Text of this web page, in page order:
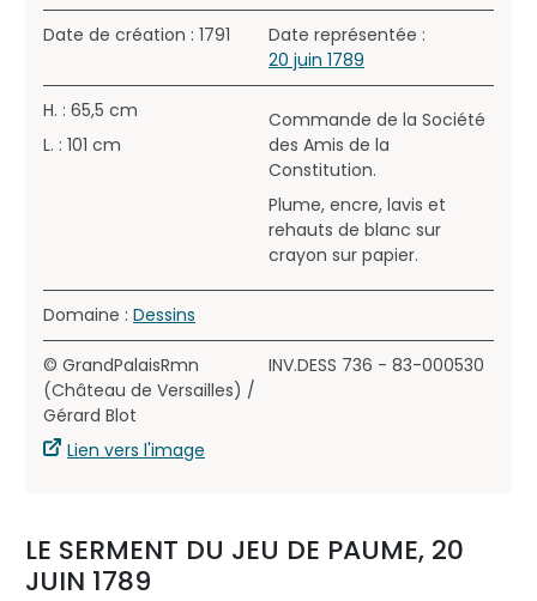
Date de création : 1791
Date représentée :
20 juin 1789
H. : 65,5 cm
L. : 101 cm
Commande de la Société
des Amis de la
Constitution.
Plume, encre, lavis et
rehauts de blanc sur
crayon sur papier.
Domaine : Dessins
© GrandPalaisRmn
(Château de Versailles) /
Gérard Blot
Lien vers l'image
INV.DESS 736 - 83-000530
LE SERMENT DU JEU DE PAUME, 20
JUIN 1789